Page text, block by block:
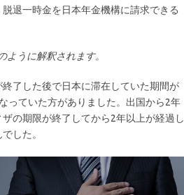
退一時金を日本年金機構に請求できる
うに解釈されます。
了した後で日本に滞在していた期間が
っていた方がありました。出国から2年
の期限が終了してから2年以上が経過し
した。